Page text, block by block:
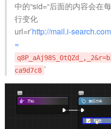
中的“sid=“后面的内容会在
行变化
url=r’http://mail.i-
=
ca9d7c8 ’